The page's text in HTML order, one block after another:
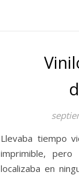
Llevaba tiempo
imprimible,
localizaba en